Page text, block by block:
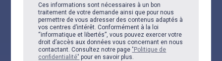
Ces informations sont nécessaires à un bon
traitement de votre demande ainsi que pour nous
permettre de vous adresser des contenus adaptés à
vos centres d’intérêt. Conformément à la loi
“informatique et libertés”, vous pouvez exercer votre
droit d’accès aux données vous concernant en nous
contactant. Consultez notre page "Politique de
confidentialité" pour en savoir plus.